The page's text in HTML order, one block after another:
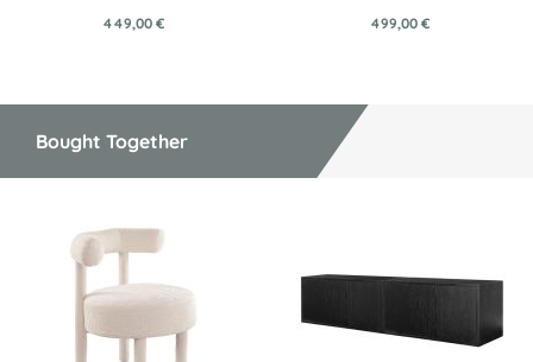
449,00 € 499,00 €
Bought Together